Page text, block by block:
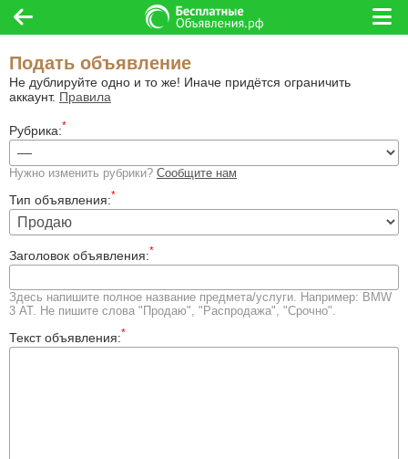
Подать объявление
Не дублируйте одно и то же! Иначе придётся ограничить
аккаунт. Правила
Рубрика:*
Нужно изменить рубрики? Сообщите нам
Тип объявления:*
Заголовок объявления:*
Здесь напишите полное название предмета/услуги. Например: BMW
3 АТ. Не пишите слова "Продаю", "Распродажа", "Срочно".
Текст объявления:*